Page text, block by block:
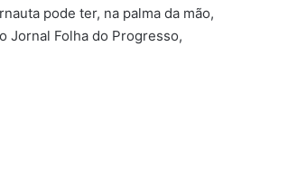
pode ter, na palma da mão,
Jornal Folha do Progresso,